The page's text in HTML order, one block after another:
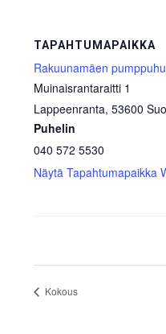
TAPAHTUMAPAIKKA
Rakuunamäen
Muinaisrantaraitti 1
Lappeenranta, 53600
Puhelin
040 572 5530
Näytä Tapahtumapaikka
Kokous